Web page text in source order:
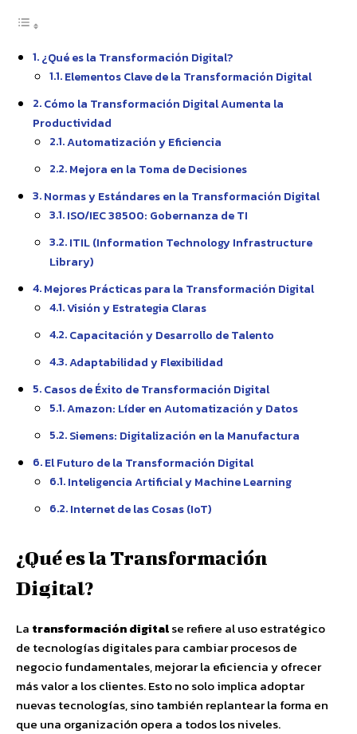
¿Qué es la Transformación Digital?
Elementos Clave de la Transformación Digital
Cómo la Transformación Digital Aumenta la
Productividad
Automatización y Eficiencia
Mejora en la Toma de Decisiones
Normas y Estándares en la Transformación Digital
ISO/IEC 38500: Gobernanza de TI
ITIL (Information Technology Infrastructure
Library)
Mejores Prácticas para la Transformación Digital
Visión y Estrategia Claras
Capacitación y Desarrollo de Talento
Adaptabilidad y Flexibilidad
Casos de Éxito de Transformación Digital
Amazon: Líder en Automatización y Datos
Siemens: Digitalización en la Manufactura
El Futuro de la Transformación Digital
Inteligencia Artificial y Machine Learning
Internet de las Cosas (IoT)
¿Qué es la Transformación
Digital?
La transformación digitalse refiere al uso estratégico
de tecnologías digitales para cambiar procesos de
negocio fundamentales, mejorar la eficiencia y ofrecer
más valor a los clientes. Esto no solo implica adoptar
nuevas tecnologías, sino también replantear la forma en
que una organización opera a todos los niveles.